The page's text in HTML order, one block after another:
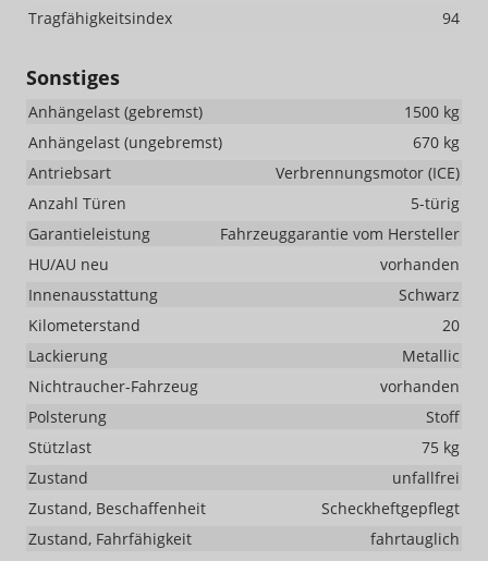
Tragfähigkeitsindex
94
Sonstiges
Anhängelast (gebremst)
1500 kg
Anhängelast (ungebremst)
670 kg
Antriebsart
Verbrennungsmotor (ICE)
Anzahl Türen
5-türig
Garantieleistung
Fahrzeuggarantie vom Hersteller
HU/AU neu
vorhanden
Innenausstattung
Schwarz
Kilometerstand
20
Lackierung
Metallic
Nichtraucher-Fahrzeug
vorhanden
Polsterung
Stoff
Stützlast
75 kg
Zustand
unfallfrei
Zustand, Beschaffenheit
Scheckheftgepflegt
Zustand, Fahrfähigkeit
fahrtauglich